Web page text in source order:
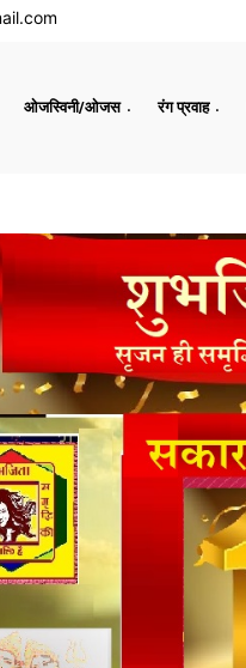
ओजस्विनी/ओजस रंग प्रवाह